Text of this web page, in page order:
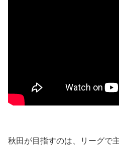
秋田が目指すのは、リーグで